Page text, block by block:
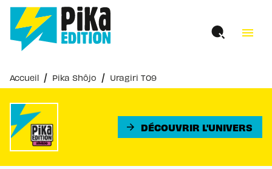
MENU RECHERCHE
PIED DE PAGE
menu
Accueil / Pika Shôjo / Uragiri T09
arrow_forward DÉCOUVRIR L'UNIVERS